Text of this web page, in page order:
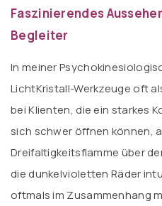
Faszinierendes
Begleiter
In meiner
LichtKristall-Werkzeuge oft
bei Klienten, die ein starkes
sich schwer öffnen können,
Dreifaltigkeitsflamme über
die dunkelvioletten Räder
oftmals im Zusammenhang